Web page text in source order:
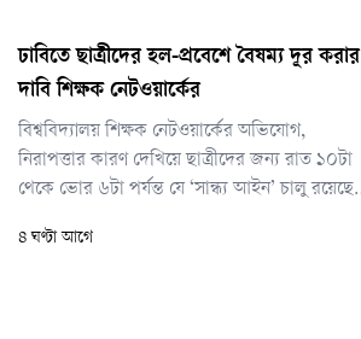
ঢাবিতে ছাত্রীদের হল-প্রবেশে বৈষম্য দূর করার
দাবি শিক্ষক নেটওয়ার্কের
বিশ্ববিদ্যালয় শিক্ষক নেটওয়ার্কের অভিযোগ,
নিরাপত্তার কারণ দেখিয়ে ছাত্রীদের জন্য রাত ১০টা
থেকে ভোর ৬টা পর্যন্ত যে ‘সান্ধ্য আইন’ চালু রয়েছে,
দূরপাল্লার যাত্রা শেষে রাতে হলে ফিরলে গেটে অপেক্ষা
৪ ঘণ্টা আগে